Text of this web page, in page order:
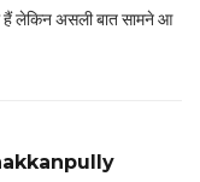
हैं लेकिन असली बात सामने आ